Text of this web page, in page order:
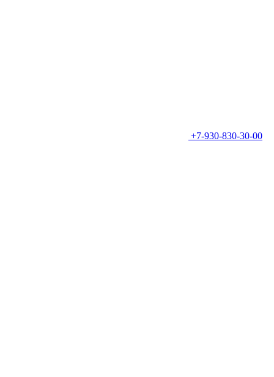
+7-930-830-30-00